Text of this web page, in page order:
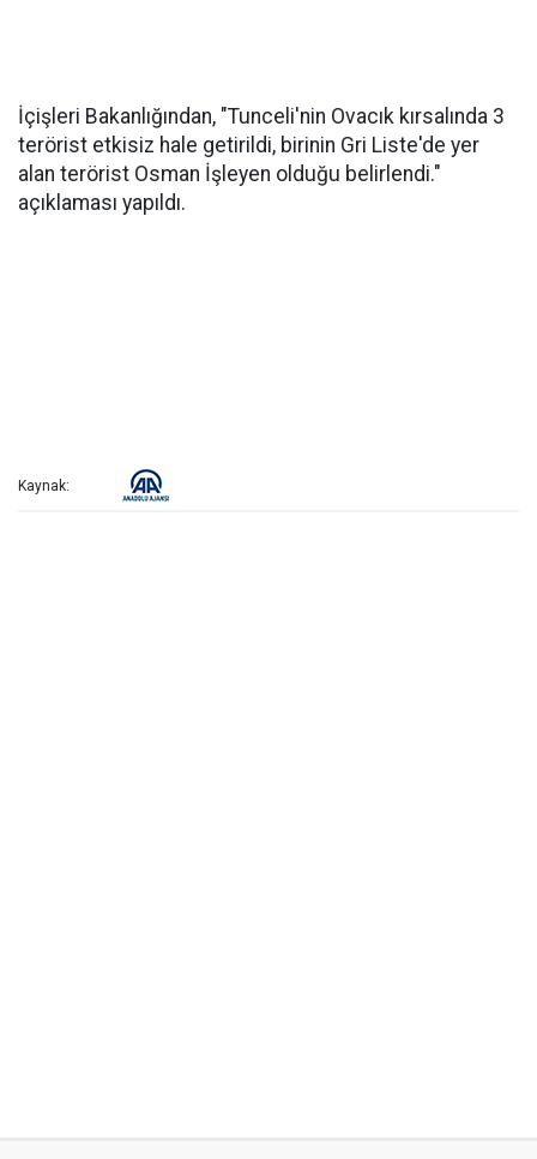
İçişleri Bakanlığından, "Tunceli'nin Ovacık kırsalında 3
terörist etkisiz hale getirildi, birinin Gri Liste'de yer
alan terörist Osman İşleyen olduğu belirlendi."
açıklaması yapıldı.
Kaynak: